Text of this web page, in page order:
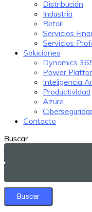
Distribución
Industria
Retail
Servicios
Servicios
Soluciones
Dynamics
Power
Inteligencia
Productividad
Azure
Contacto
Buscar